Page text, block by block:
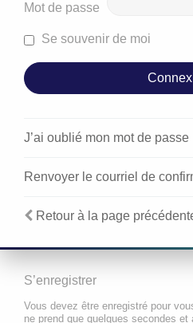
Mot de passe
Se souvenir de moi
J’ai oublié mon mot de passe
Renvoyer le courriel de
Retour à la page
S’enregistrer
Vous devez être enregistré pour
ne prend que quelques secondes